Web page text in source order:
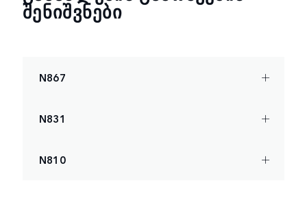
ᲨᲔᲜᲘᲨᲕᲜᲔᲑᲘ
N867
N831
N810